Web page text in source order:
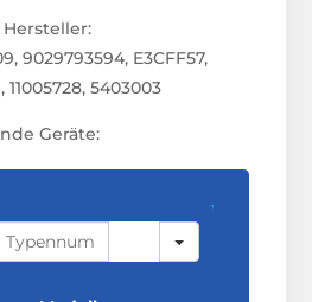
9029793594, E3CFF57,
11005728, 5403003
Geräte: